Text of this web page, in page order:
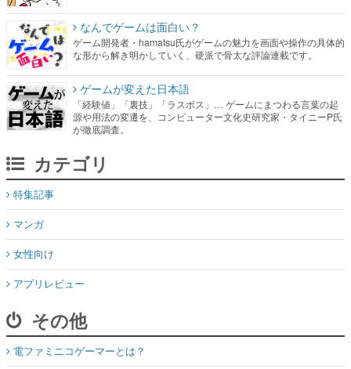
なんでゲームは面白い？
ゲーム開発者・hamatsu氏がゲームの魅力を画面や操作の具体的
な形から解き明かしていく、硬派で骨太な評論連載です。
ゲームが変えた日本語
「経験値」「裏技」「ラスボス」… ゲームにまつわる言葉の起
源や用法の変遷を、コンピューター文化史研究家・タイニーP氏
が徹底調査。
カテゴリ
特集記事
マンガ
女性向け
アプリレビュー
その他
電ファミニコゲーマーとは？